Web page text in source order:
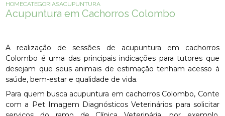
HOMECATEGORIASACUPUNTURA EM CACHORROS COLOMBO
Acupuntura em Cachorros Colombo
A realização de sessões de acupuntura em cachorros
Colombo é uma das principais indicações para tutores que
desejam que seus animais de estimação tenham acesso à
saúde, bem-estar e qualidade de vida.
Para quem busca acupuntura em cachorros Colombo, Conte
com a Pet Imagem Diagnósticos Veterinários para solicitar